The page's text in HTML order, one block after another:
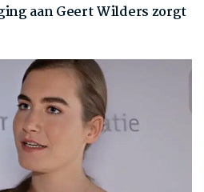
aan Geert Wilders zorgt